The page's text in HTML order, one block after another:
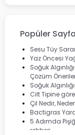
Lansinoh
Cebrolux
Dermoskin
Marvis
Rcfarma
Popüler
Sesu Tüy
Yaz Öncesi
Soğuk
Çözüm
Soğuk
Cilt Tipine
Çil Nedir,
Bactigras
5 Adımda
rehberi